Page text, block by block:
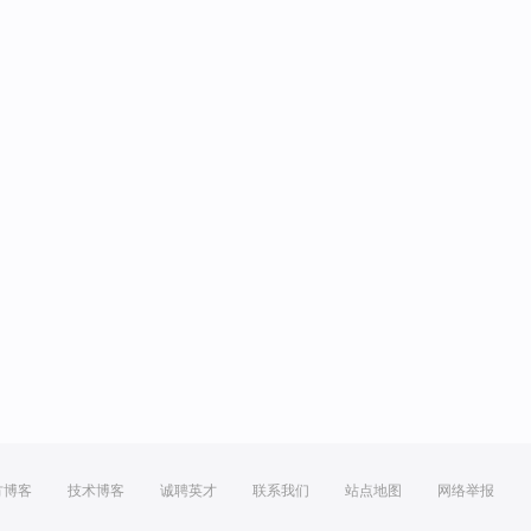
博客 技术博客 诚聘英才 联系我们 站点地图 网络举报